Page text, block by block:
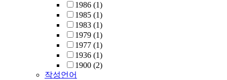
1986 (1)
1985 (1)
1983 (1)
1979 (1)
1977 (1)
1936 (1)
1900 (2)
작성언어